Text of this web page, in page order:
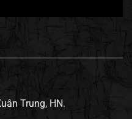
Trung, HN.